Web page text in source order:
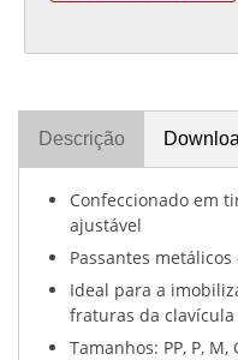
Descrição
Confeccionado em
ajustável
Passantes
Ideal para a
fraturas da clavícula
Tamanhos: PP, P, M,